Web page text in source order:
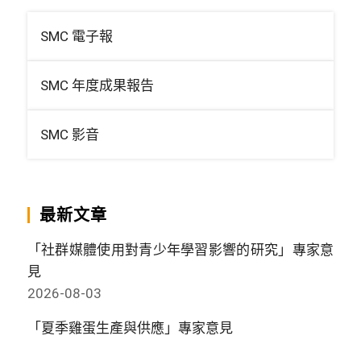
SMC 電子報
SMC 年度成果報告
SMC 影音
最新文章
「社群媒體使用對青少年學習影響的研究」專家意
見
2026-08-03
「夏季雞蛋生產與供應」專家意見